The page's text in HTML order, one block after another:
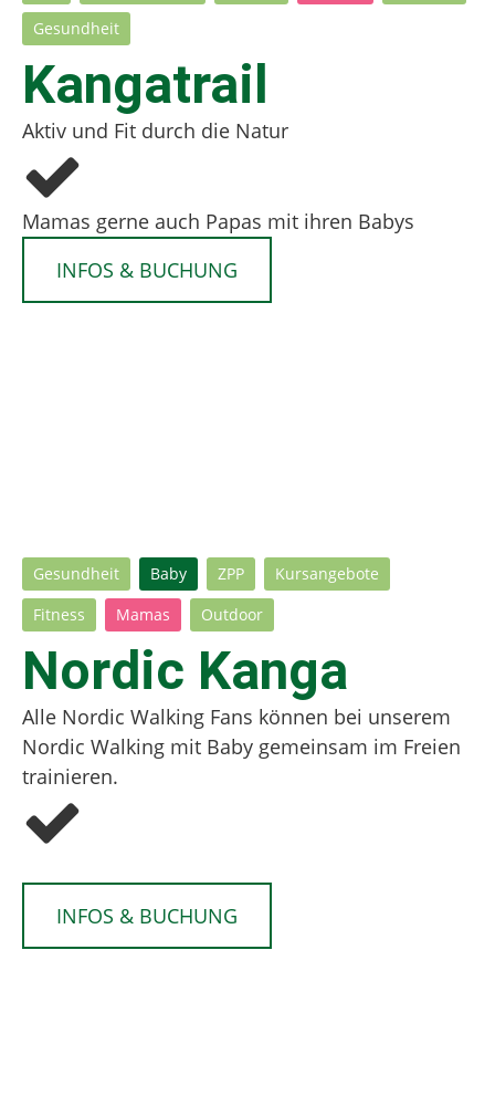
Gesundheit
Kangatrail
Aktiv und Fit durch die Natur
Mamas gerne auch Papas mit ihren Babys
INFOS & BUCHUNG
Gesundheit Baby ZPP Kursangebote
Fitness Mamas Outdoor
Nordic Kanga
Alle Nordic Walking Fans können bei unserem
Nordic Walking mit Baby gemeinsam im Freien
trainieren.
INFOS & BUCHUNG